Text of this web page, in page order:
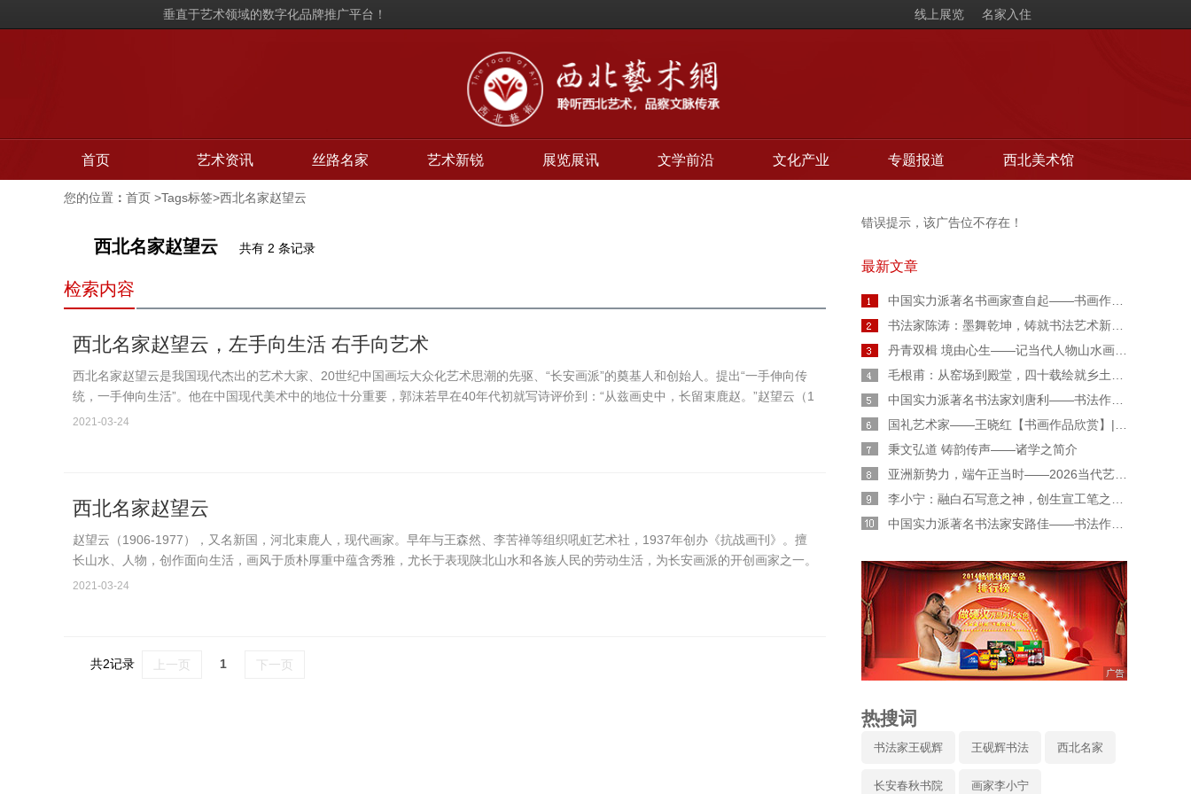
垂直于艺术领域的数字化品牌推广平台！ 线上展览 名家入住
首页 艺术资讯 丝路名家 艺术新锐 展览展讯 文学前沿 文化产业 专题报道 西北美术馆
您的位置 ： 首页 >Tags标签>西北名家赵望云
西北名家赵望云 共有 2 条记录
检索内容
西北名家赵望云，左手向生活 右手向艺术
西北名家赵望云是我国现代杰出的艺术大家、20世纪中国画坛大众化艺术思潮的先驱、“长安画派”的奠基人和创始人。提出“一手伸向传
统，一手伸向生活”。他在中国现代美术中的地位十分重要，郭沫若早在40年代初就写诗评价到：“从兹画史中，长留束鹿赵。”赵望云（1
906-19…
2021-03-24
西北名家赵望云
赵望云（1906-1977），又名新国，河北束鹿人，现代画家。早年与王森然、李苦禅等组织吼虹艺术社，1937年创办《抗战画刊》。擅
长山水、人物，创作面向生活，画风于质朴厚重中蕴含秀雅，尤长于表现陕北山水和各族人民的劳动生活，为长安画派的开创画家之一。
曾任西北军政委…
2021-03-24
共2记录 上一页 1 下一页
错误提示，该广告位不存在！
最新文章
秉文弘道 铸韵传声——诸学之简介
热搜词
书法家王砚辉 王砚辉书法 西北名家
长安春秋书院 画家李小宁